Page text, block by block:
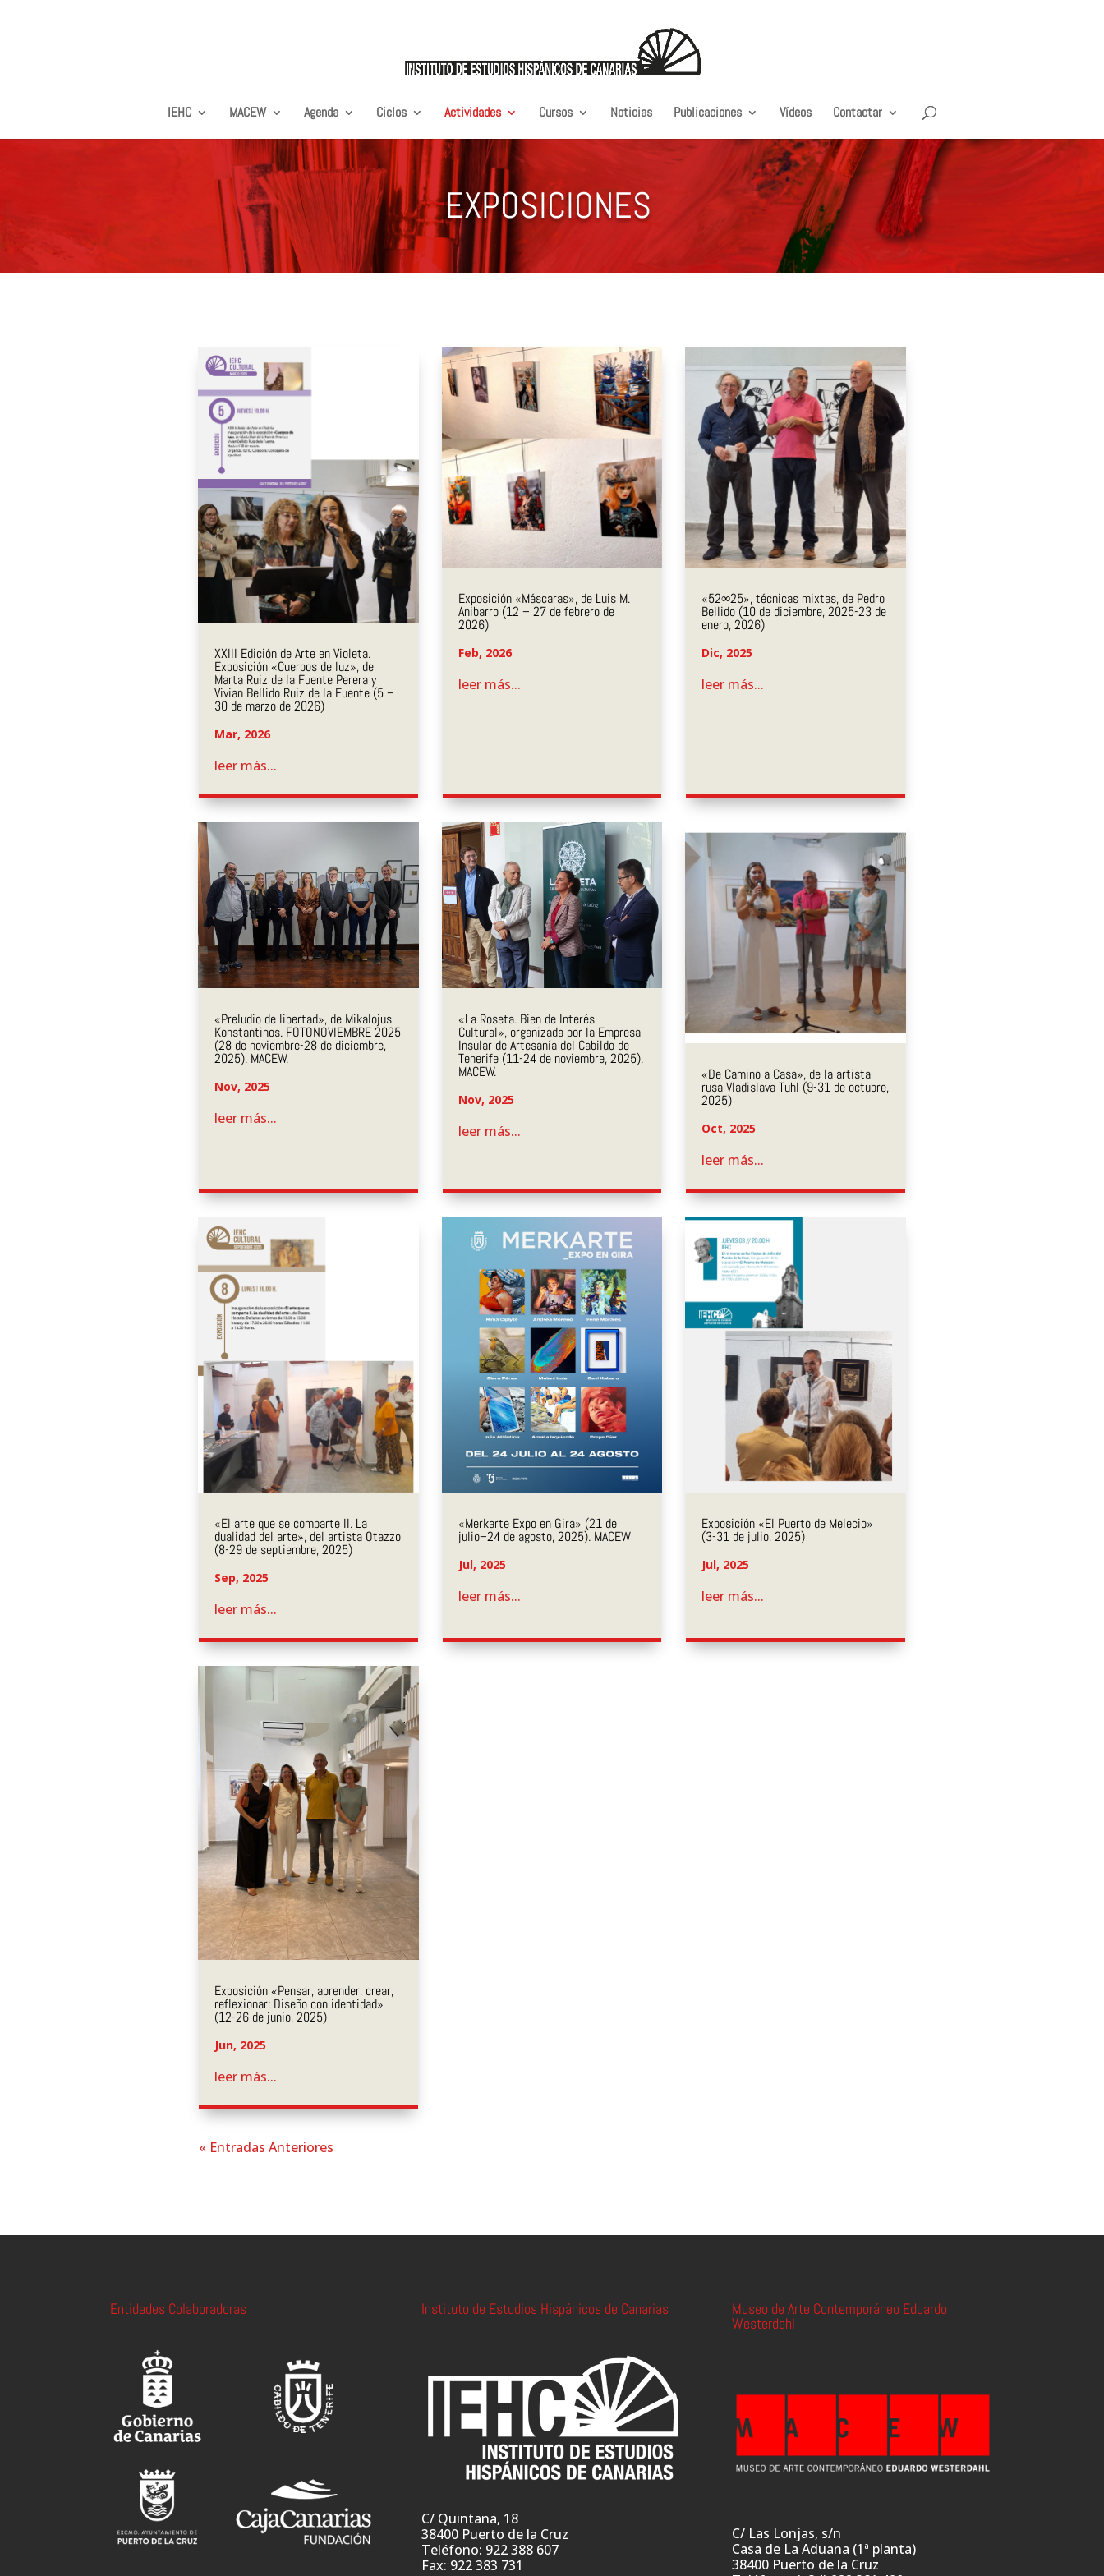
IEHC MACEW Agenda Ciclos Actividades Cursos Noticias Publicaciones Vídeos Contactar
EXPOSICIONES
XXIII Edición de Arte en Violeta.
Exposición «Cuerpos de luz», de
Marta Ruiz de la Fuente Perera y
Vivian Bellido Ruiz de la Fuente (5 –
30 de marzo de 2026)
Mar, 2026
leer más...
Exposición «Máscaras», de Luis M.
Anibarro (12 – 27 de febrero de
2026)
Feb, 2026
leer más...
«52∞25», técnicas mixtas, de Pedro
Bellido (10 de diciembre, 2025-23 de
enero, 2026)
Dic, 2025
leer más...
«Preludio de libertad», de Mikalojus
Konstantinos. FOTONOVIEMBRE 2025
(28 de noviembre-28 de diciembre,
2025). MACEW.
Nov, 2025
leer más...
«La Roseta. Bien de Interés
Cultural», organizada por la Empresa
Insular de Artesanía del Cabildo de
Tenerife (11-24 de noviembre, 2025).
MACEW.
Nov, 2025
leer más...
«De Camino a Casa», de la artista
rusa Vladislava Tuhl (9-31 de octubre,
2025)
Oct, 2025
leer más...
«El arte que se comparte II. La
dualidad del arte», del artista Otazzo
(8-29 de septiembre, 2025)
Sep, 2025
leer más...
«Merkarte Expo en Gira» (21 de
julio–24 de agosto, 2025). MACEW
Jul, 2025
leer más...
Exposición «El Puerto de Melecio»
(3-31 de julio, 2025)
Jul, 2025
leer más...
Exposición «Pensar, aprender, crear,
reflexionar: Diseño con identidad»
(12-26 de junio, 2025)
Jun, 2025
leer más...
« Entradas Anteriores
Entidades Colaboradoras Instituto de Estudios Hispánicos de Canarias
C/ Quintana, 18
38400 Puerto de la Cruz
Teléfono: 922 388 607
Fax: 922 383 731
Museo de Arte Contemporáneo Eduardo
Westerdahl
C/ Las Lonjas, s/n
Casa de La Aduana (1ª planta)
38400 Puerto de la Cruz